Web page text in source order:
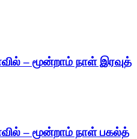
– மூன்றாம் நாள் இரவுத்
– மூன்றாம் நாள் பகல்த்